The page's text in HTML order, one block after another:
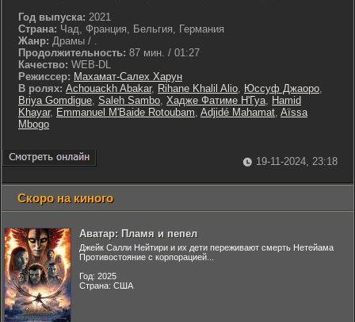
Год выпуска: 2021
Страна: Чад, Франция, Бельгия, Германия
Жанр: Драмы / .
Продолжительность: 87 мин. / 01:27
Качество: WEB-DL
Режиссер: Махамат-Салех Харун
В ролях: Achouackh Abakar, Rihane Khalil Alio, Юссуф Джаоро,
Briya Gomdigue, Saleh Sambo, Хадже Фатиме Н'Гуа, Hamid
Khayar, Emmanuel M'Baide Rotoubam, Adjidé Mahamat, Aïssa
Mbogo
19-11-2024, 23:18
Скоро на киного
Аватар: Пламя и пепел
Джейк Салли Нейтири и их дети переживают смерть Нетейама
Противостояние с корпорацией...
Год: 2025
Страна: США